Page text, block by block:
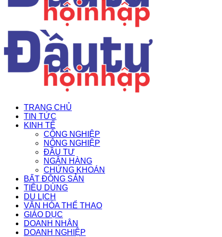
TRANG CHỦ
TIN TỨC
KINH TẾ
CÔNG NGHIỆP
NÔNG NGHIỆP
ĐẦU TƯ
NGÂN HÀNG
CHỨNG KHOÁN
BẤT ĐỘNG SẢN
TIÊU DÙNG
DU LỊCH
VĂN HÓA THỂ THAO
GIÁO DỤC
DOANH NHÂN
DOANH NGHIỆP